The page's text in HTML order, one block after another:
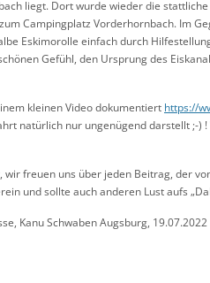
liegt. Dort wurde wieder die
Campingplatz Vorderhornbach. Im
Eskimorolle einfach durch
Gefühl, den Ursprung des
kleinen Video dokumentiert https://
natürlich nur ungenügend darstellt ;-)
wir freuen uns über jeden Beitrag, der
und sollte auch anderen Lust aufs
Kanu Schwaben Augsburg, 19.07.2022